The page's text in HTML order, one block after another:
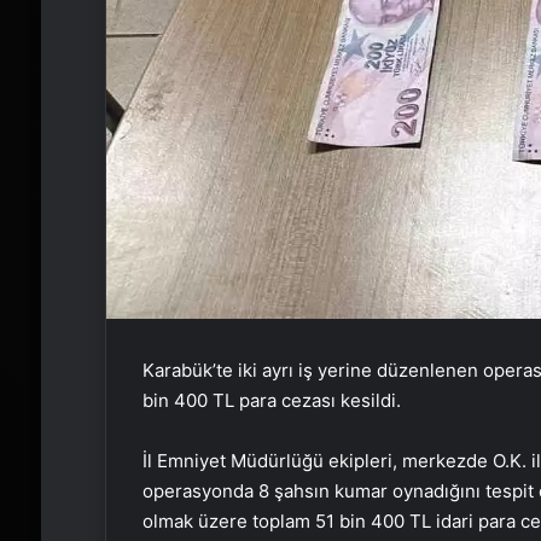
Karabük’te iki ayrı iş yerine düzenlenen
bin 400 TL para cezası kesildi.
İl Emniyet Müdürlüğü ekipleri, merkezde O.K.
operasyonda 8 şahsın kumar oynadığını
olmak üzere toplam 51 bin 400 TL idari para